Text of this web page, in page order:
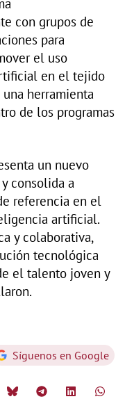
con grupos de
para
el uso
en el tejido
herramienta
de los programas
un nuevo
consolida a
referencia en el
artificial.
y colaborativa,
tecnológica
el talento joven y
Síguenos en Google